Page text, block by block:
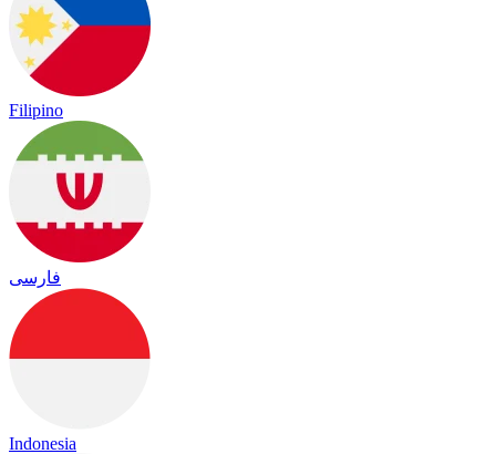
Filipino
فارسی
Indonesia